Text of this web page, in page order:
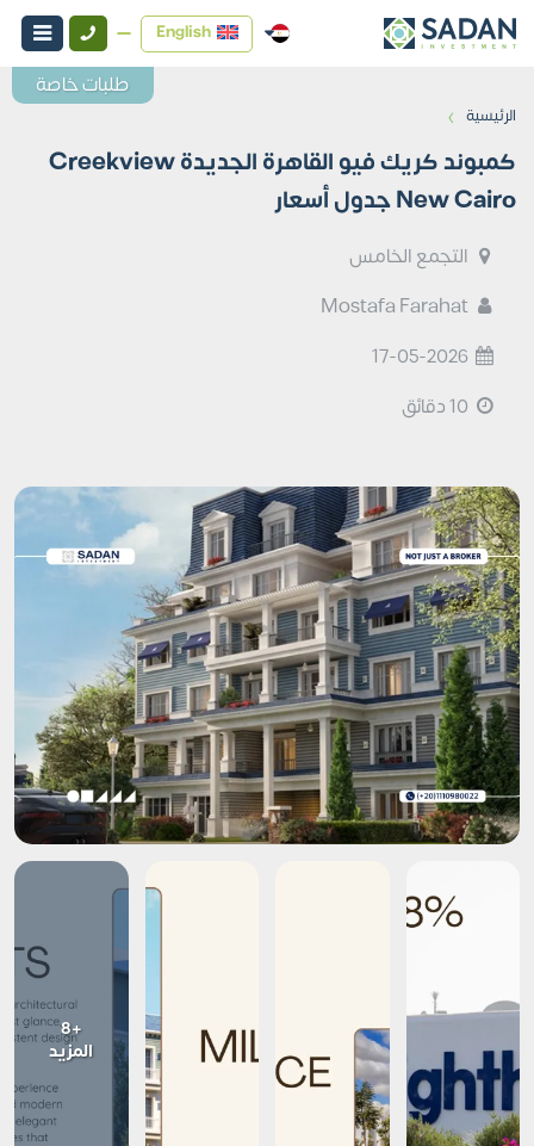
English
الرئيسية ›
كمبوند كريك فيو القاهرة الجديدة Creekview
New Cairo جدول أسعار
التجمع الخامس
Mostafa Farahat
17-05-2026
+8
المزيد
طلبات خاصة